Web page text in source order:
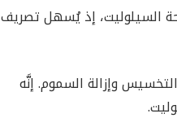
السيلوليت، إذ يُسهل تصريف
وإزالة السموم. إنَّه